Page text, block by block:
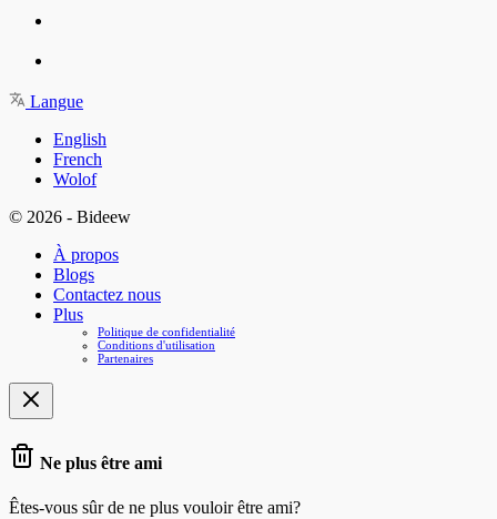
Langue
English
French
Wolof
© 2026 - Bideew
À propos
Blogs
Contactez nous
Plus
Politique de confidentialité
Conditions d'utilisation
Partenaires
Ne plus être ami
Êtes-vous sûr de ne plus vouloir être ami?